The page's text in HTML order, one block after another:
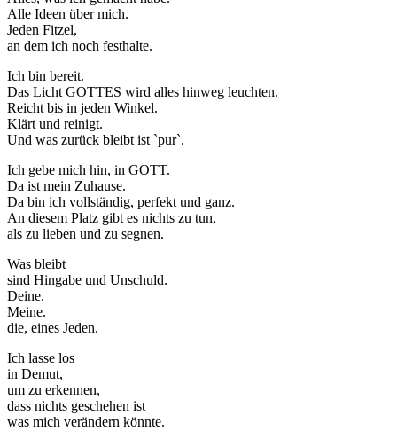
Alle Ideen über mich.
Jeden Fitzel,
an dem ich noch festhalte.
Ich bin bereit.
Das Licht GOTTES wird alles hinweg leuchten.
Reicht bis in jeden Winkel.
Klärt und reinigt.
Und was zurück bleibt ist `pur`.
Ich gebe mich hin, in GOTT.
Da ist mein Zuhause.
Da bin ich vollständig, perfekt und ganz.
An diesem Platz gibt es nichts zu tun,
als zu lieben und zu segnen.
Was bleibt
sind Hingabe und Unschuld.
Deine.
Meine.
die, eines Jeden.
Ich lasse los
in Demut,
um zu erkennen,
dass nichts geschehen ist
was mich verändern könnte.